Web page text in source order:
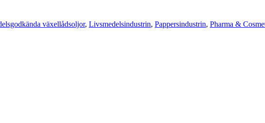
växellådsoljor, Livsmedelsindustrin, Pappersindustrin, Pharma &